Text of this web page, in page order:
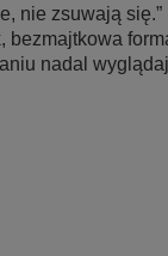
nie zsuwają się.”
nadal